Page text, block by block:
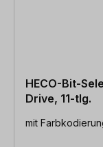
HECO-Bit-
Drive, 11-tlg.
mit